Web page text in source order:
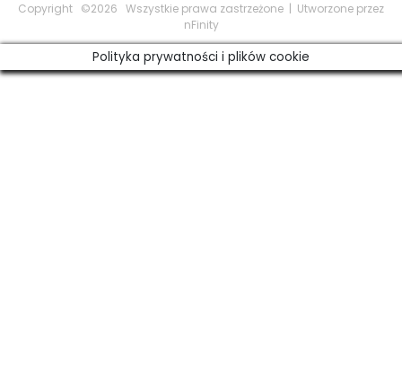
Copyright ©2026 Wszystkie prawa zastrzeżone | Utworzone przez
nFinity
Polityka prywatności i plików cookie